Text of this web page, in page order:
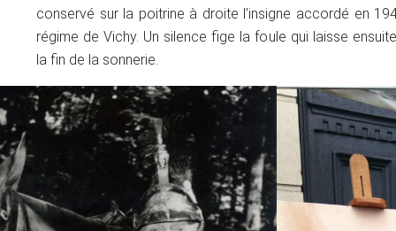
conservé sur la poitrine à droite l’insigne accordé en
régime de Vichy. Un silence fige la foule qui laisse
la fin de la sonnerie.